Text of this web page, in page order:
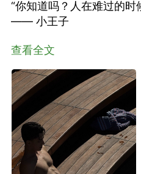
连接创作者与粉
のVIP赞助 主用于小王子出
动物呼吁保护联盟
“你知道吗？人在难过的时
—— 小王子
查看全文